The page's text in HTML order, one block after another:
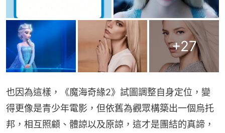
+27
也因為這樣，《魔海奇緣2》試圖調整自身定位，變
得更像是青少年電影，但依舊為觀眾構築出一個烏托
邦，相互照顧、體諒以及原諒，這才是團結的真諦，